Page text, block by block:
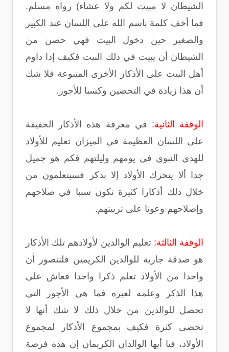
الشيطان لا مبيت لكم ولا عشاء) رواه مسلم.
فما أخف كلمة باسم الله على اللسان عند الكبير
والصغير حين دخول البيت فهي حصن من
الشيطان أن يبيت في ذلك البيت فكيف إذا داوم
أهل البيت على الأذكار الأخرى المتنوعة فلا شك
أن هذا زيادة في التحصين وكسبا للأجور.
الوقفة الثانية: في معرفة هذه الأذكار الخفيفة
على اللسان العظيمة في الميزان تعليم للأولاد
للهدي النبوي في يومهم وليلتهم فكم هو جميل
جدا ألا يتحرك الأولاد إلا بذكر فسيتعلمون من
خلال ذلك أذكارا كثيرة تكون سببا في صلاحهم
وإصلاحهم وعونا على تربيتهم.
الوقفة الثالثة: تعليم الوالدين لأولادهم تلك الأذكار
هو صدقة جارية للوالدين الكريمين فلنتصور أن
واحدا من الأولاد تعلم ذكرا واحدا فعاش على
هذا الذكر وعلمه لغيره فما هي الأجور التي
تحصل للوالدين من خلال ذلك لا شك أنها لا
تحصى كثرة فكيف بمجموع الأذكار لمجموع
الأولاد، فيا أيها الوالدان الكريمان إن هذه فرصة